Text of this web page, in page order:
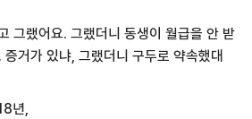
그랬어요. 그랬더니 동생이 월급을 안 받
거가 있냐, 그랬더니 구두로 약속했대
년,